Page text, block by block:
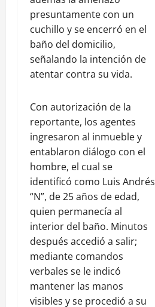
presuntamente con un
cuchillo y se encerró en el
baño del domicilio,
señalando la intención de
atentar contra su vida.
Con autorización de la
reportante, los agentes
ingresaron al inmueble y
entablaron diálogo con el
hombre, el cual se
identificó como Luis Andrés
“N”, de 25 años de edad,
quien permanecía al
interior del baño. Minutos
después accedió a salir;
mediante comandos
verbales se le indicó
mantener las manos
visibles y se procedió a su